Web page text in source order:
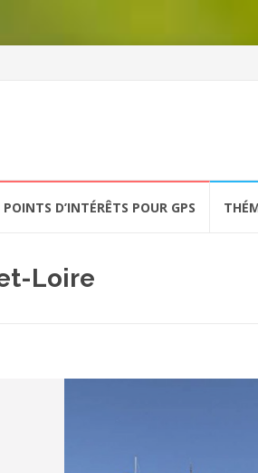
POINTS D’INTÉRÊTS POUR GPS
Loire